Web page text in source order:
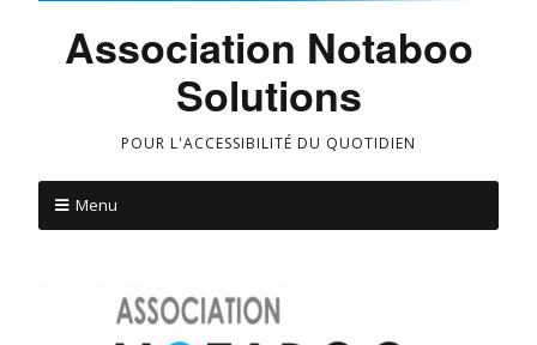
Association Notaboo
Solutions
POUR L'ACCESSIBILITÉ DU QUOTIDIEN
Menu